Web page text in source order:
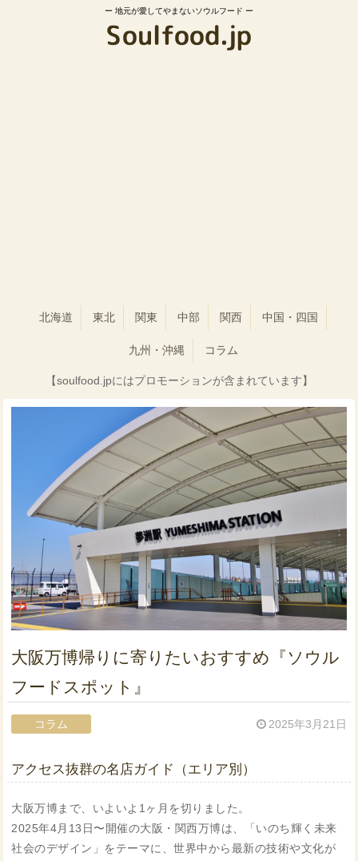
地元が愛してやまないソウルフード
北海道 東北 関東 中部 関西 中国・四国
九州・沖縄 コラム
【soulfood.jpにはプロモーションが含まれています】
大阪万博帰りに寄りたいおすすめ『ソウル
フードスポット』
コラム 2025年3月21日
アクセス抜群の名店ガイド（エリア別）
大阪万博まで、いよいよ1ヶ月を切りました。
2025年4月13日〜開催の大阪・関西万博は、「いのち輝く未来
社会のデザイン」をテーマに、世界中から最新の技術や文化が